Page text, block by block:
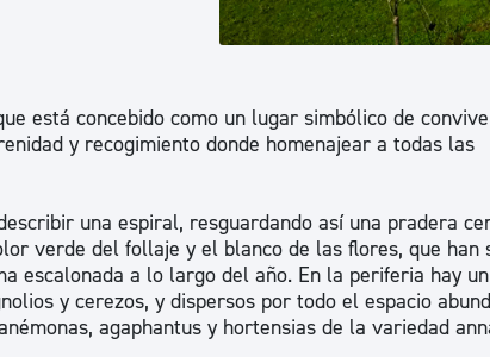
Tablón de anuncios oficiales
Calendario fiscal
está concebido como un lugar simbólico de
y recogimiento donde homenajear a todas las
una espiral, resguardando así una pradera
verde del follaje y el blanco de las flores, que han
escalonada a lo largo del año. En la periferia hay
y cerezos, y dispersos por todo el espacio
agaphantus y hortensias de la variedad